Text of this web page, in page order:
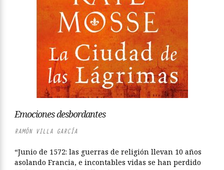
Emociones desbordantes
RAMÓN VILLA GARCÍA
“Junio de 1572: las guerras de religión llevan 10 años
asolando Francia, e incontables vidas se han perdido